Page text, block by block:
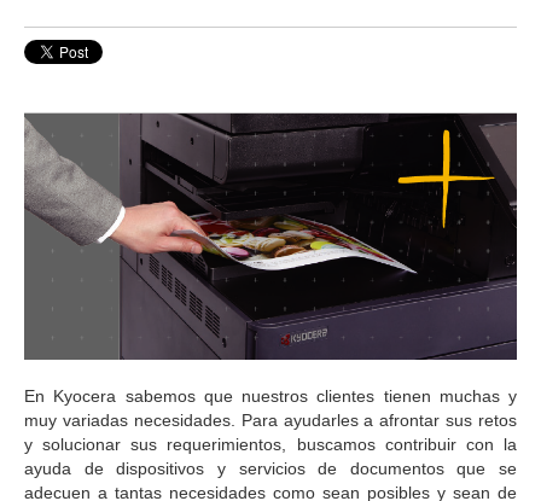
En Kyocera sabemos que nuestros clientes tienen muchas y
muy variadas necesidades. Para ayudarles a afrontar sus retos
y solucionar sus requerimientos, buscamos contribuir con la
ayuda de dispositivos y servicios de documentos que se
adecuen a tantas necesidades como sean posibles y sean de